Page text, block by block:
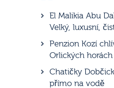
El Malikia Abu
Velký, luxusní,
Penzion Kozí
Orlických horách
Chatičky
přímo na vodě